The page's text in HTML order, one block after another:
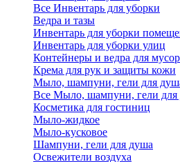
Все Инвентарь для уборки
Ведра и тазы
Инвентарь для уборки
Инвентарь для уборки улиц
Контейнеры и ведра для
Крема для рук и защиты кожи
Мыло, шампуни, гели для
Все Мыло, шампуни, гели для
Косметика для гостиниц
Мыло-жидкое
Мыло-кусковое
Шампуни, гели для душа
Освежители воздуха